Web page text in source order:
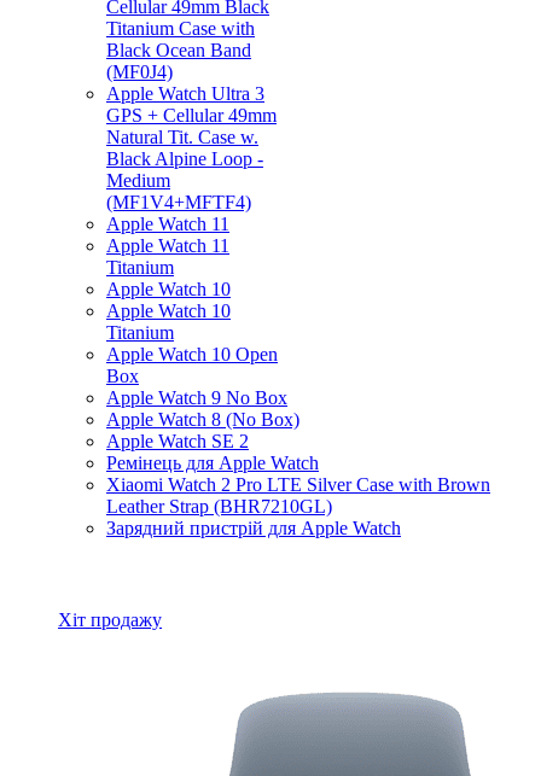
Cellular 49mm Black
Titanium Case with
Black Ocean Band
(MF0J4)
Apple Watch Ultra 3
GPS + Cellular 49mm
Natural Tit. Case w.
Black Alpine Loop -
Medium
(MF1V4+MFTF4)
Apple Watch 11
Apple Watch 11
Titanium
Apple Watch 10
Apple Watch 10
Titanium
Apple Watch 10 Open
Box
Apple Watch 9 No Box
Apple Watch 8 (No Box)
Apple Watch SE 2
Ремінець для Apple Watch
Xiaomi Watch 2 Pro LTE Silver Case with Brown
Leather Strap (BHR7210GL)
Зарядний пристрій для Apple Watch
Хіт продажу